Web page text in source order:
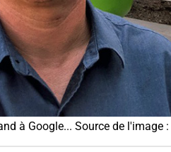
à Google... Source de l'image :